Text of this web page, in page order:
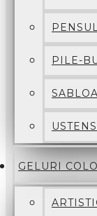
PILE-
GELURI